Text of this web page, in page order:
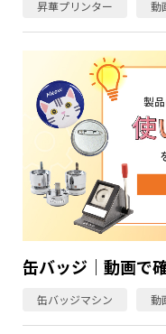
昇華プリンター 動
缶バッジ｜動画で
缶バッジマシン 動